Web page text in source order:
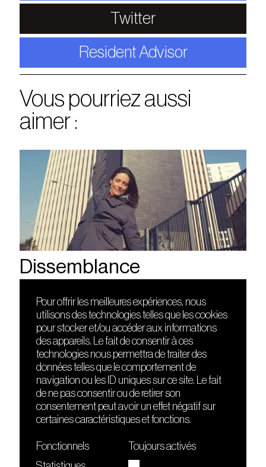
Twitter
Resident Advisor
Vous pourriez aussi
aimer :
Dissemblance
DÉCOUVRIR
Le lieu
Contact
Presse
Cours de DJing
TMLAB
FRIENDS
Nuits sonores
HEAT
Hôtel71
La Gaîté Lyrique
Pour offrir les meilleures expériences, nous
utilisons des technologies telles que les cookies
pour stocker et/ou accéder aux informations
des appareils. Le fait de consentir à ces
technologies nous permettra de traiter des
données telles que le comportement de
navigation ou les ID uniques sur ce site. Le fait
de ne pas consentir ou de retirer son
consentement peut avoir un effet négatif sur
certaines caractéristiques et fonctions.
Fonctionnels
Toujours activés